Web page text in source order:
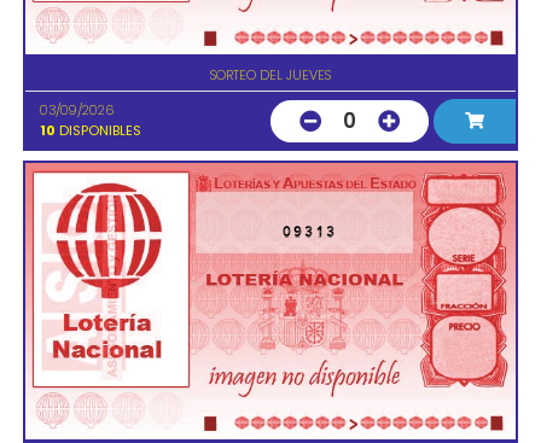
SORTEO DEL JUEVES
03/09/2026
10 DISPONIBLES 0
09313